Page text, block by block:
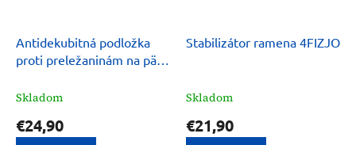
Antidekubitná podložka
proti preležaninám na päty
Skladom
€24,90
Stabilizátor ramena 4FIZJO
Skladom
€21,90